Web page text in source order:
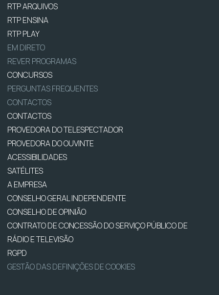
RTP ARQUIVOS
RTP ENSINA
RTP PLAY
EM DIRETO
REVER PROGRAMAS
CONCURSOS
PERGUNTAS FREQUENTES
CONTACTOS
CONTACTOS
PROVEDORA DO TELESPECTADOR
PROVEDORA DO OUVINTE
ACESSIBILIDADES
SATÉLITES
A EMPRESA
CONSELHO GERAL INDEPENDENTE
CONSELHO DE OPINIÃO
CONTRATO DE CONCESSÃO DO SERVIÇO PÚBLICO DE
RÁDIO E TELEVISÃO
RGPD
GESTÃO DAS DEFINIÇÕES DE COOKIES